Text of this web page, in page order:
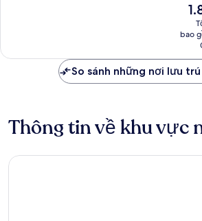
xét
Giá
tại
bao
So sánh những nơi lưu
Thông tin về khu vực